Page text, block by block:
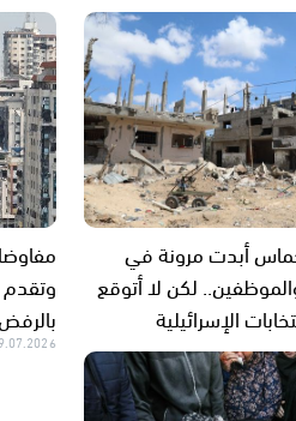
أبدت مرونة في
لكن لا أتوقع
الإسرائيلية